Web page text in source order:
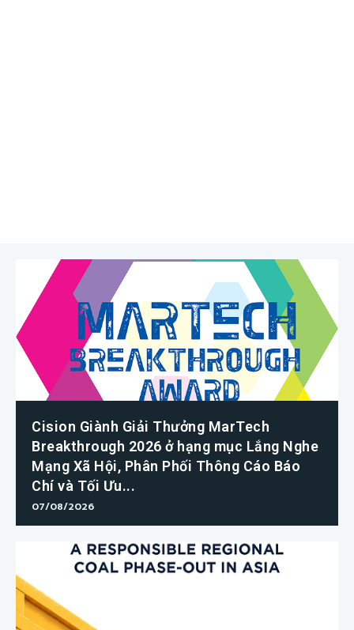
Cision Giành Giải Thưởng MarTech
Breakthrough 2026 ở hạng mục Lắng Nghe
Mạng Xã Hội, Phân Phối Thông Cáo Báo
Chí và Tối Ưu...
07/08/2026